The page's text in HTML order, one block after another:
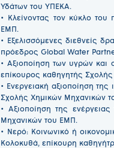
Υδάτων του ΥΠΕΚΑ.
• Κλείνοντας τον κύκλο
ΕΜΠ.
• Εξελισσόμενες διεθνείς
πρόεδρος Global Water
• Αξιοποίηση των υγρών
επίκουρος καθηγητής
• Ενεργειακή αξιοποίηση
Σχολής Χημικών Μηχανικών
• Αξιοποίηση της
Μηχανικών του ΕΜΠ.
• Νερό: Κοινωνικό ή
Κολοκυθά, επίκουρη